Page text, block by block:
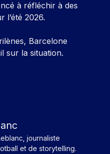
à réfléchir à des
l’été 2026.
Barcelone
sur la situation.
journaliste
et de storytelling.